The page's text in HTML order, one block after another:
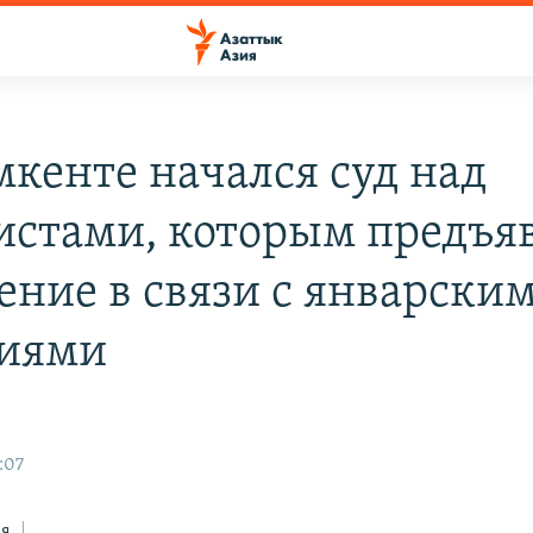
начался суд над
которым
в связи с